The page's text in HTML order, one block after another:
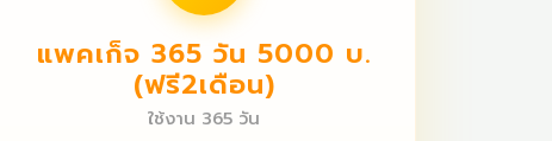
แพคเก็จ 365 วัน 5000 บ.
(ฟรี2เดือน)
ใช้งาน 365 วัน